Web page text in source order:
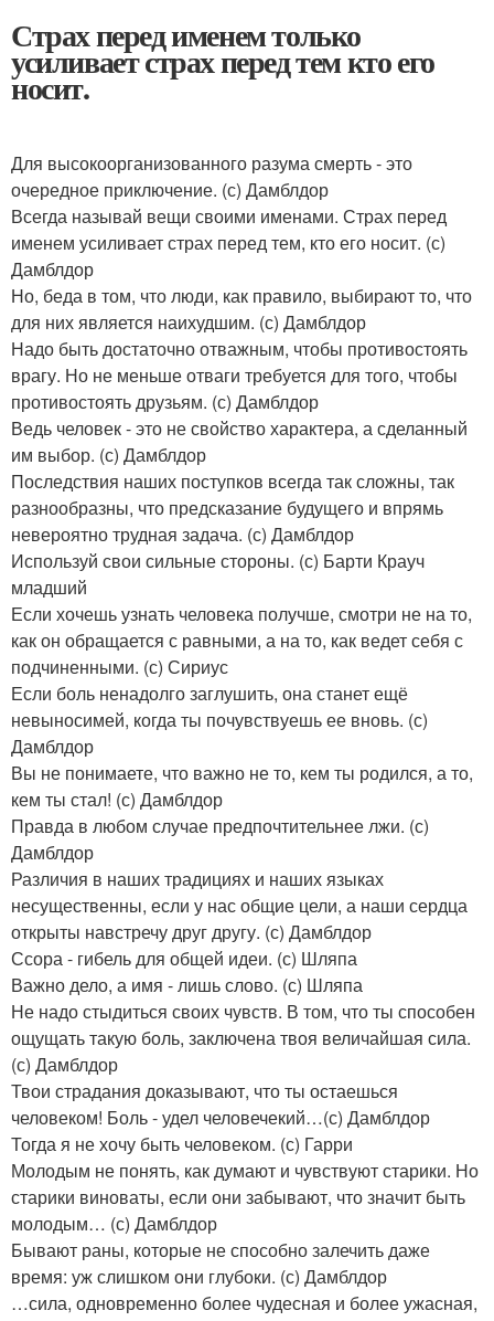
Страх перед именем только
усиливает страх перед тем кто его
носит.
Для высокоорганизованного разума смерть - это
очередное приключение. (с) Дамблдор
Всегда называй вещи своими именами. Страх перед
именем усиливает страх перед тем, кто его носит. (с)
Дамблдор
Но, беда в том, что люди, как правило, выбирают то, что
для них является наихудшим. (с) Дамблдор
Надо быть достаточно отважным, чтобы противостоять
врагу. Но не меньше отваги требуется для того, чтобы
противостоять друзьям. (с) Дамблдор
Ведь человек - это не свойство характера, а сделанный
им выбор. (с) Дамблдор
Последствия наших поступков всегда так сложны, так
разнообразны, что предсказание будущего и впрямь
невероятно трудная задача. (с) Дамблдор
Используй свои сильные стороны. (с) Барти Крауч
младший
Если хочешь узнать человека получше, смотри не на то,
как он обращается с равными, а на то, как ведет себя с
подчиненными. (с) Сириус
Если боль ненадолго заглушить, она станет ещё
невыносимей, когда ты почувствуешь ее вновь. (с)
Дамблдор
Вы не понимаете, что важно не то, кем ты родился, а то,
кем ты стал! (с) Дамблдор
Правда в любом случае предпочтительнее лжи. (с)
Дамблдор
Различия в наших традициях и наших языках
несущественны, если у нас общие цели, а наши сердца
открыты навстречу друг другу. (с) Дамблдор
Ссора - гибель для общей идеи. (с) Шляпа
Важно дело, а имя - лишь слово. (с) Шляпа
Не надо стыдиться своих чувств. В том, что ты способен
ощущать такую боль, заключена твоя величайшая сила.
(с) Дамблдор
Твои страдания доказывают, что ты остаешься
человеком! Боль - удел человечекий…(с) Дамблдор
Тогда я не хочу быть человеком. (с) Гарри
Молодым не понять, как думают и чувствуют старики. Но
старики виноваты, если они забывают, что значит быть
молодым… (с) Дамблдор
Бывают раны, которые не способно залечить даже
время: уж слишком они глубоки. (с) Дамблдор
…сила, одновременно более чудесная и более ужасная,